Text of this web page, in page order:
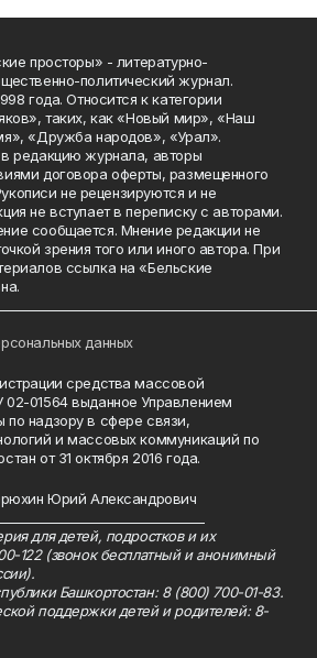
просторы» - литературно-
политический журнал.
года. Относится к категории
таких, как «Новый мир», «Наш
«Дружба народов», «Урал».
редакцию журнала, авторы
договора оферты, размещенного
не рецензируются и не
не вступает в переписку с авторами.
сообщается. Мнение редакции не
зрения того или иного автора. При
ссылка на «Бельские
данных
средства массовой
01564 выданное Управлением
надзору в сфере связи,
и массовых коммуникаций по
от 31 октября 2016 года.
Юрий Александрович
для детей, подростков и их
122 (звонок бесплатный и анонимный
Башкортостан: 8 (800) 700-01-83.
поддержки детей и родителей: 8-